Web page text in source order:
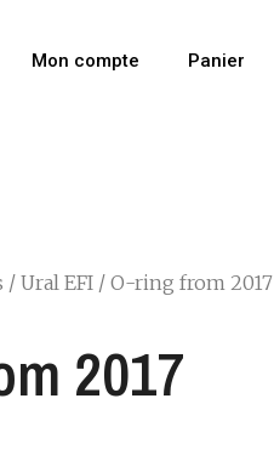
Mon compte Panier
/ Ural EFI / O-ring from 2017
2017